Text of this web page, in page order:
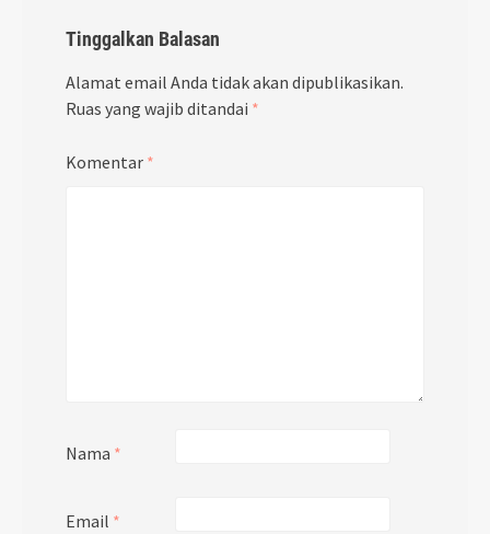
Tinggalkan Balasan
Alamat email Anda tidak akan dipublikasikan.
Ruas yang wajib ditandai *
Komentar *
Nama *
Email *